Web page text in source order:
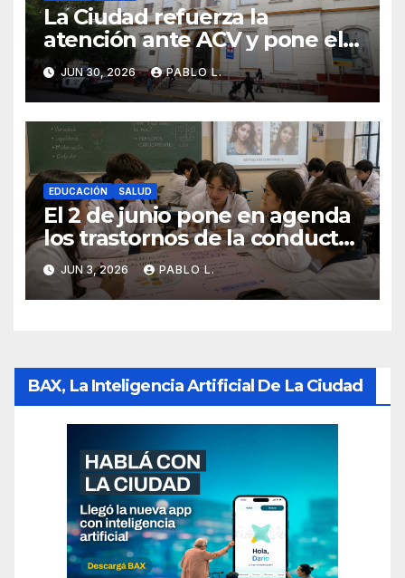
La Ciudad refuerza la
atención ante ACV y pone el
foco en la prevención
JUN 30, 2026 PABLO L.
EDUCACIÓN SALUD
El 2 de junio pone en agenda
los trastornos de la conducta
alimentaria
JUN 3, 2026 PABLO L.
BAX, La Inteligencia Artificial De La Ciudad